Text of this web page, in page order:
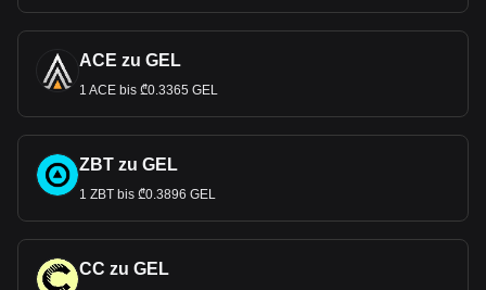
ACE zu GEL
1 ACE bis ₾0.3365 GEL
ZBT zu GEL
1 ZBT bis ₾0.3896 GEL
CC zu GEL